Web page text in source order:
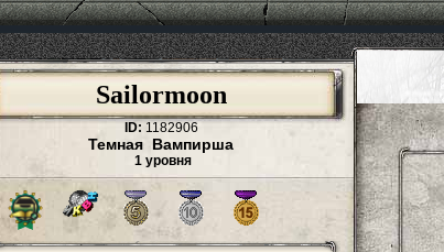
Sailormoon
ID: 1182906
Темная Вампирша
1 уровня